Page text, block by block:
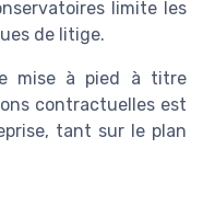
limite les
de litige.
mise à pied à titre
contractuelles est
tant sur le plan